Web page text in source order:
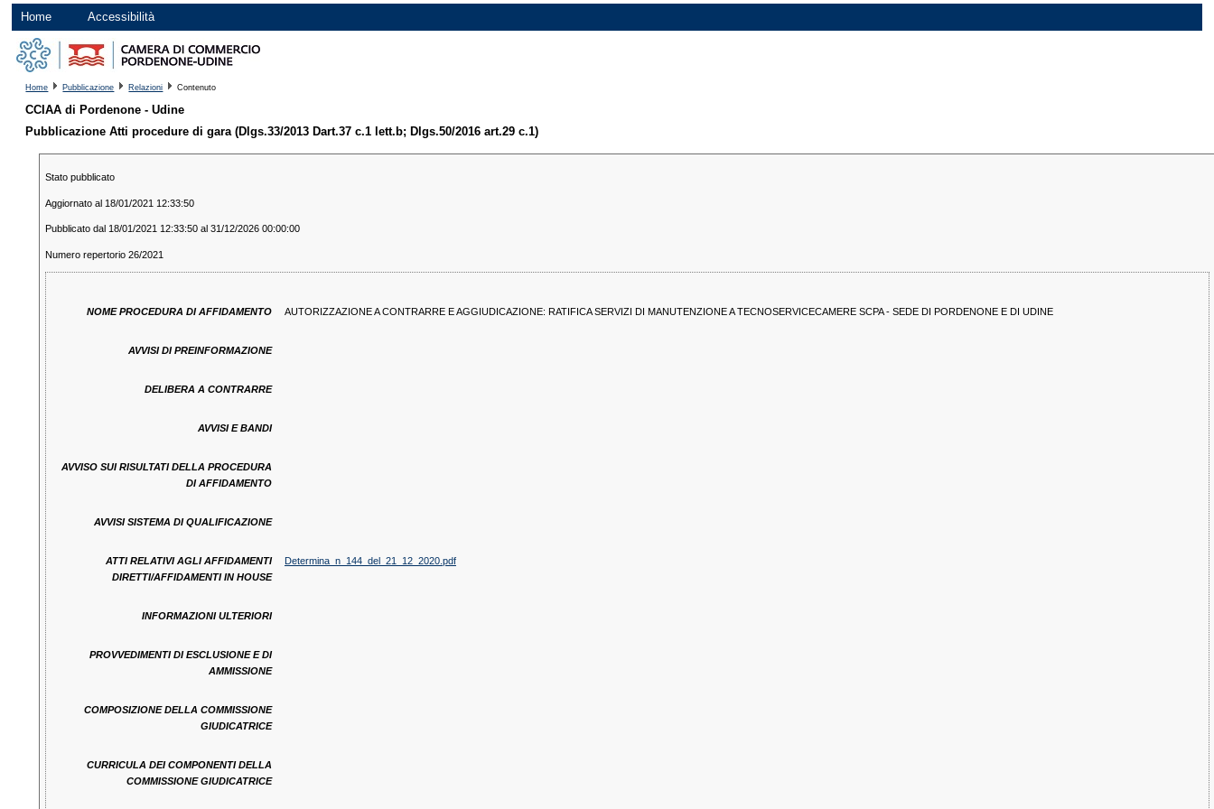
Home Accessibilità
Home Pubblicazione Relazioni Contenuto
CCIAA di Pordenone - Udine
Pubblicazione Atti procedure di gara (Dlgs.33/2013 Dart.37 c.1 lett.b; Dlgs.50/2016 art.29 c.1)
Stato pubblicato
Aggiornato al 18/01/2021 12:33:50
Pubblicato dal 18/01/2021 12:33:50 al 31/12/2026 00:00:00
Numero repertorio 26/2021
NOME PROCEDURA DI AFFIDAMENTO AUTORIZZAZIONE A CONTRARRE E AGGIUDICAZIONE: RATIFICA SERVIZI DI MANUTENZIONE A TECNOSERVICECAMERE SCPA - SEDE DI PORDENONE E DI UDINE
AVVISI DI PREINFORMAZIONE
DELIBERA A CONTRARRE
AVVISI E BANDI
AVVISO SUI RISULTATI DELLA PROCEDURA
DI AFFIDAMENTO
AVVISI SISTEMA DI QUALIFICAZIONE
ATTI RELATIVI AGLI AFFIDAMENTI
DIRETTI/AFFIDAMENTI IN HOUSE
Determina_n_144_del_21_12_2020.pdf
INFORMAZIONI ULTERIORI
PROVVEDIMENTI DI ESCLUSIONE E DI
AMMISSIONE
COMPOSIZIONE DELLA COMMISSIONE
GIUDICATRICE
CURRICULA DEI COMPONENTI DELLA
COMMISSIONE GIUDICATRICE